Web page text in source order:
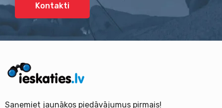
Kontakti
Saņemiet jaunākos piedāvājumus pirmais!